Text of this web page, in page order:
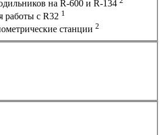
на R-600 и R-134
работы с R32 1
станции 2